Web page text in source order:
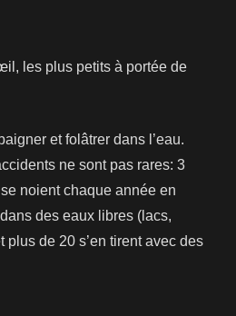
les plus petits à portée de
et folâtrer dans l’eau.
ne sont pas rares: 3
noient chaque année en
des eaux libres (lacs,
plus de 20 s’en tirent avec des